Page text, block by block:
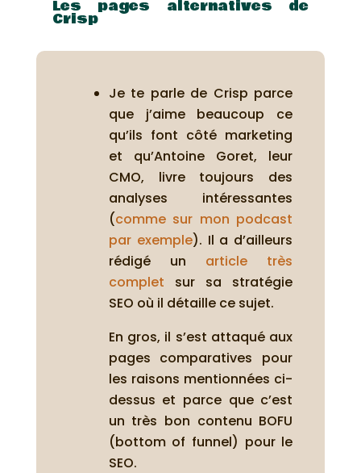
Les pages alternatives de
Crisp
Je te parle de Crisp parce
que j’aime beaucoup ce
qu’ils font côté marketing
et qu’Antoine Goret, leur
CMO, livre toujours des
analyses intéressantes
(comme sur mon podcast
par exemple). Il a d’ailleurs
rédigé un article très
complet sur sa stratégie
SEO où il détaille ce sujet.
En gros, il s’est attaqué aux
pages comparatives pour
les raisons mentionnées ci-
dessus et parce que c’est
un très bon contenu BOFU
(bottom of funnel) pour le
SEO.